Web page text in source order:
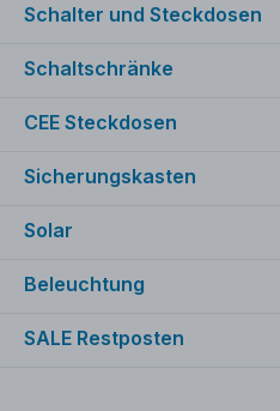
Schalter und Steckdosen
Schaltschränke
CEE Steckdosen
Sicherungskasten
Solar
Beleuchtung
SALE Restposten